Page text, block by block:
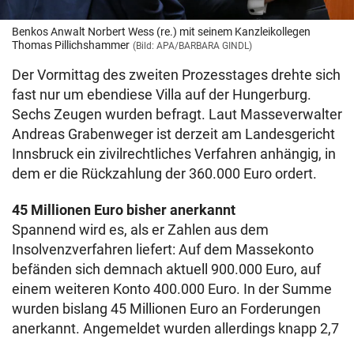
Benkos Anwalt Norbert Wess (re.) mit seinem Kanzleikollegen
Thomas Pillichshammer (Bild: APA/BARBARA GINDL)
Der Vormittag des zweiten Prozesstages drehte sich
fast nur um ebendiese Villa auf der Hungerburg.
Sechs Zeugen wurden befragt. Laut Masseverwalter
Andreas Grabenweger ist derzeit am Landesgericht
Innsbruck ein zivilrechtliches Verfahren anhängig, in
dem er die Rückzahlung der 360.000 Euro ordert.
45 Millionen Euro bisher anerkannt
Spannend wird es, als er Zahlen aus dem
Insolvenzverfahren liefert: Auf dem Massekonto
befänden sich demnach aktuell 900.000 Euro, auf
einem weiteren Konto 400.000 Euro. In der Summe
wurden bislang 45 Millionen Euro an Forderungen
anerkannt. Angemeldet wurden allerdings knapp 2,7